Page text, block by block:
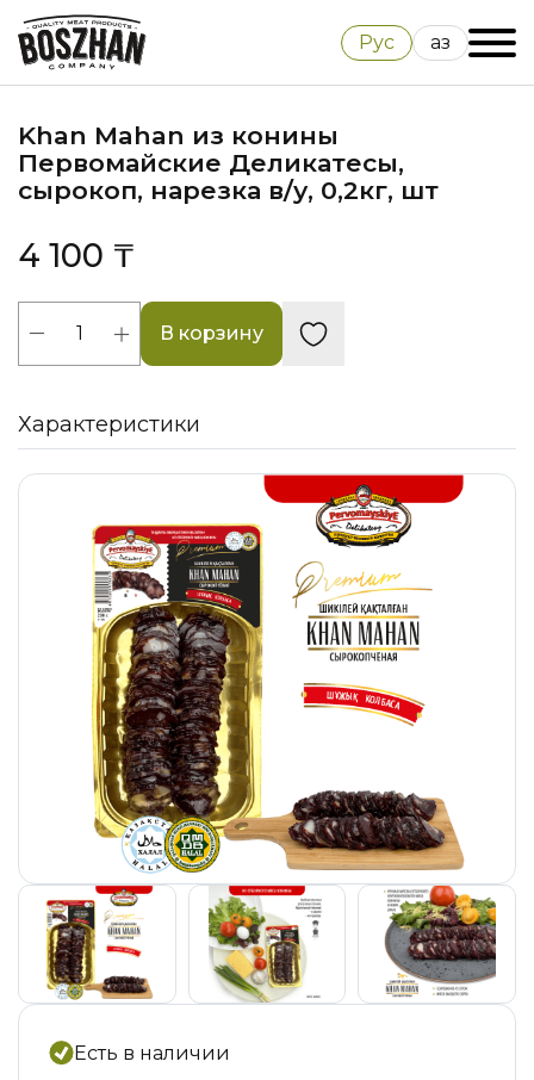
Рус Қаз
Khan Mahan из конины
Первомайские Деликатесы,
сырокоп, нарезка в/у, 0,2кг, шт
4 100 ₸
В корзину
Характеристики
Есть в наличии